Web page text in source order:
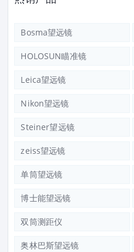
Bosma望远镜
HOLOSUN瞄准镜
Leica望远镜
Nikon望远镜
Steiner望远镜
zeiss望远镜
单筒望远镜
博士能望远镜
双筒测距仪
奥林巴斯望远镜